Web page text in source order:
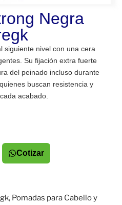
Negra
siguiente nivel con una cera
Su fijación extra fuerte
del peinado incluso durante
buscan resistencia y
acabado.
Cotizar
, Pomadas para Cabello y